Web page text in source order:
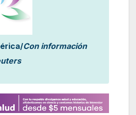
Con información